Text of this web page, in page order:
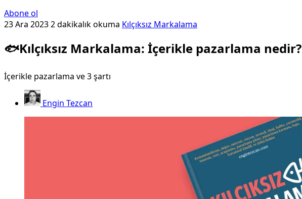
Abone ol
23 Ara 20232 dakikalık okuma Kılçıksız Markalama
🐟Kılçıksız Markalama: İçerikle pazarlama nedir?
İçerikle pazarlama ve 3 şartı
Engin Tezcan